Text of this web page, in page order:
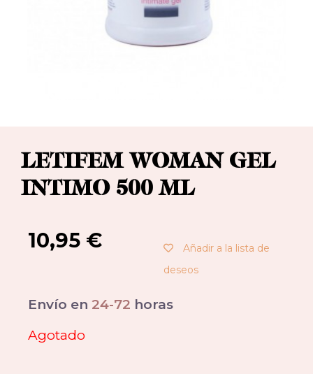
LETIFEM WOMAN GEL
INTIMO 500 ML
10,95 €
Añadir a la lista de
deseos
Envío en 24-72 horas
Agotado